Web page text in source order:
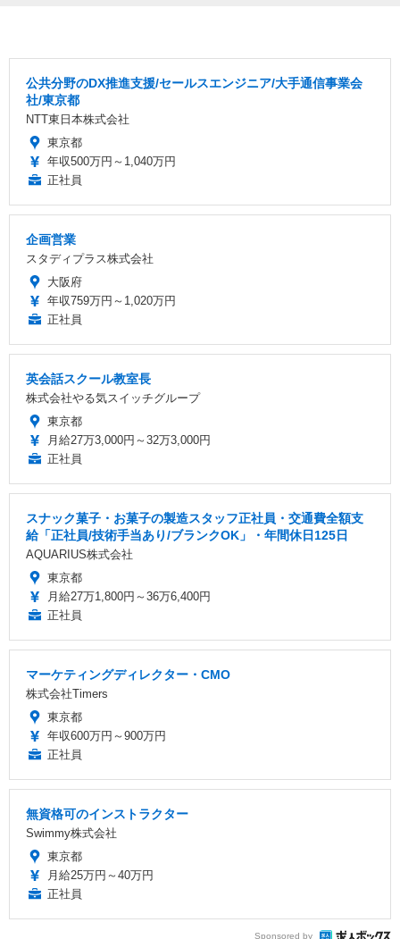
公共分野のDX推進支援/セールスエンジニア/大手通信事業会
社/東京都
NTT東日本株式会社
東京都
年収500万円～1,040万円
正社員
企画営業
スタディプラス株式会社
大阪府
年収759万円～1,020万円
正社員
英会話スクール教室長
株式会社やる気スイッチグループ
東京都
月給27万3,000円～32万3,000円
正社員
スナック菓子・お菓子の製造スタッフ正社員・交通費全額支
給「正社員/技術手当あり/ブランクOK」・年間休日125日
AQUARIUS株式会社
東京都
月給27万1,800円～36万6,400円
正社員
マーケティングディレクター・CMO
株式会社Timers
東京都
年収600万円～900万円
正社員
無資格可のインストラクター
Swimmy株式会社
東京都
月給25万円～40万円
正社員
Sponsored by